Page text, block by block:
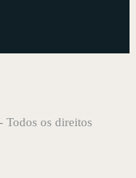
Todos os direitos